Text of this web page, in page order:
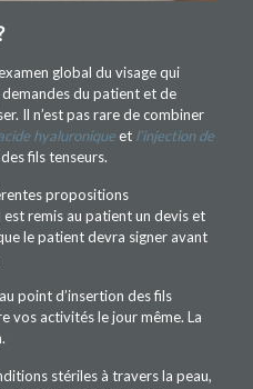
global du visage qui
du patient et de
Il n’est pas rare de combiner
hyaluroniqueet l’injection de
fils tenseurs.
propositions
remis au patient un devis et
le patient devra signer avant
point d’insertion des fils
vos activités le jour même. La
stériles à travers la peau,